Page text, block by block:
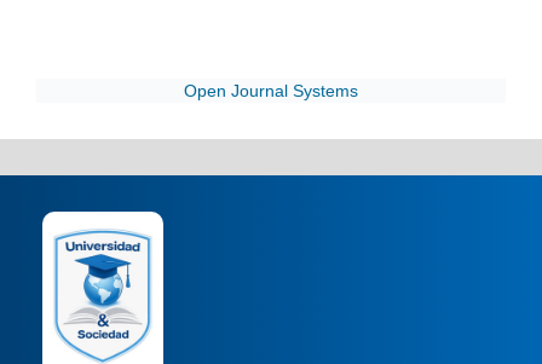
Open Journal Systems